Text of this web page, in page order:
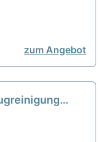
d) ab 19,50
zum Angebot